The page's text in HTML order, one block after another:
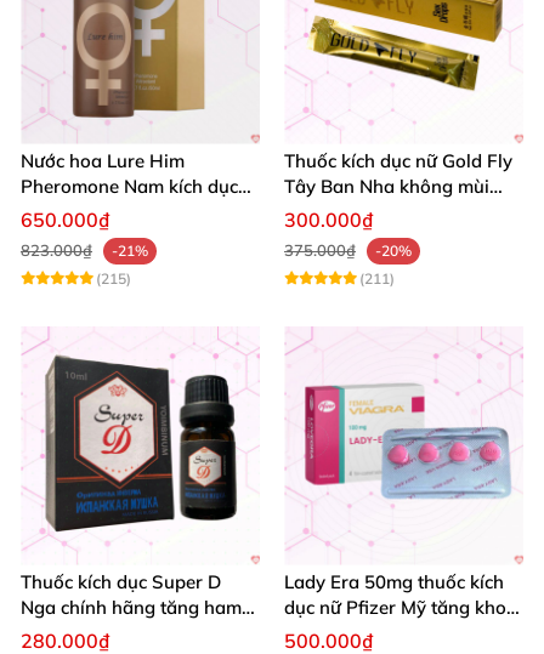
Nước hoa Lure Him
Pheromone Nam kích dục
mạnh, hương không mùi
650.000₫
823.000₫
-21%
(215)
Thuốc kích dục nữ Gold Fly
Tây Ban Nha không mùi
tăng ham muốn cao cấp
300.000₫
375.000₫
-20%
(211)
Thuốc kích dục Super D
Nga chính hãng tăng ham
muốn nữ mạnh
280.000₫
Lady Era 50mg thuốc kích
dục nữ Pfizer Mỹ tăng khoái
cảm thăng hoa
500.000₫